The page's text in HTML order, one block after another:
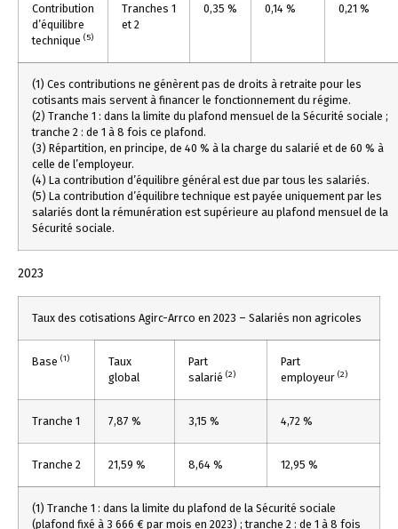
Contribution
d’équilibre
technique (5)
Tranches 1
et 2
0,35 % 0,14 % 0,21 %
(1) Ces contributions ne génèrent pas de droits à retraite pour les
cotisants mais servent à financer le fonctionnement du régime.
(2) Tranche 1 : dans la limite du plafond mensuel de la Sécurité sociale ;
tranche 2 : de 1 à 8 fois ce plafond.
(3) Répartition, en principe, de 40 % à la charge du salarié et de 60 % à
celle de l’employeur.
(4) La contribution d’équilibre général est due par tous les salariés.
(5) La contribution d’équilibre technique est payée uniquement par les
salariés dont la rémunération est supérieure au plafond mensuel de la
Sécurité sociale.
2023
Taux des cotisations Agirc-Arrco en 2023 – Salariés non agricoles
Base (1)
Taux
global
Part
salarié (2)
Part
employeur (2)
Tranche 1 7,87 % 3,15 % 4,72 %
Tranche 2 21,59 % 8,64 % 12,95 %
(1) Tranche 1 : dans la limite du plafond de la Sécurité sociale
(plafond fixé à 3 666 € par mois en 2023) ; tranche 2 : de 1 à 8 fois